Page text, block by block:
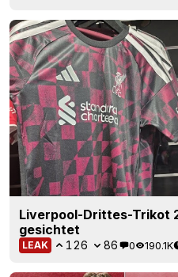
Liverpool-Drittes-Trikot
gesichtet
LEAK 126 86 0 190.1K